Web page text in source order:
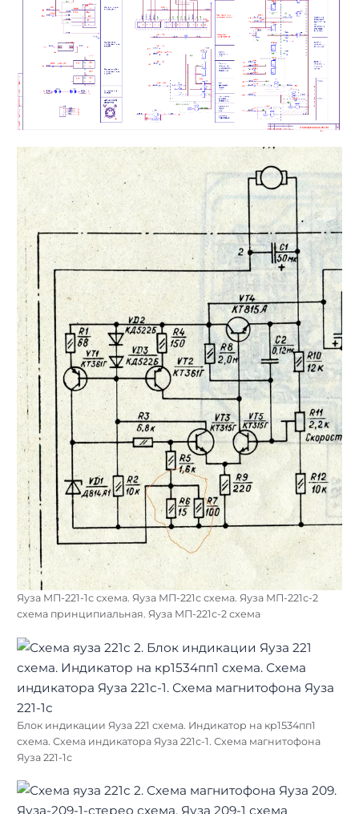
Яуза МП-221-1с схема. Яуза МП-221с схема. Яуза МП-221с-2
схема принципиальная. Яуза МП-221с-2 схема
Блок индикации Яуза 221 схема. Индикатор на кр1534пп1
схема. Схема индикатора Яуза 221с-1. Схема магнитофона
Яуза 221-1с